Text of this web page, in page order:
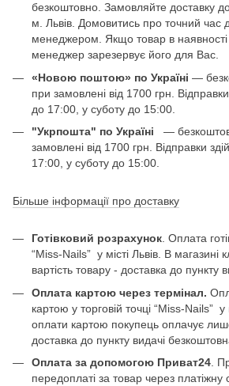
безкоштовно. Замовляйте доставку
м. Львів. Домовитись про точний час
менеджером. Якщо товар в наявності
менеджер зарезервує його для Вас.
«Новою поштою» по Україні —
при замовлені від 1700 грн.
до 17:00, у суботу до 15:00.
"Укрпошта" по Україні
—
замовлені від 1700 грн. Відправки
17:00, у суботу до 15:00.
Більше інформації про доставку
Готівковий розрахунок. Оплата
“Miss-Nails” у місті Львів. В магазині
вартість товару - доставка до пункту
Оплата картою через термінал.
картою у торговій точці “Miss-Nails” у
оплати картою покупець оплачує
доставка до пункту видачі
Оплата за допомогою Приват24 .
передоплаті за товар через платіжну